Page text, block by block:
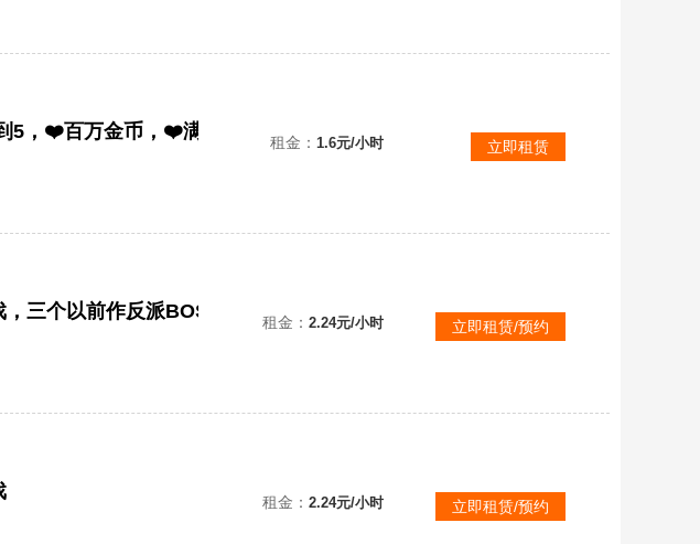
包天便宜，{孤岛惊魂6}，❤️碧育账密看描述，❤️含1到5，❤️百万金币，❤️满级传奇，全DLC
租金： 1.6元/小时 立即租赁
黄金版附带季票，包含《孤岛惊魂3：血龙》完整游戏，三个以前作反派BOSS为主角的肉鸽玩法DLC
租金： 2.24元/小时 立即租赁/预约
租金： 2.24元/小时 立即租赁/预约